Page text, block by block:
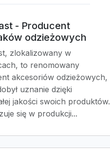
- Producent
odzieżowych
zlokalizowany w
to renomowany
akcesoriów odzieżowych,
uznanie dzięki
jakości swoich produktów.
się w produkcji...